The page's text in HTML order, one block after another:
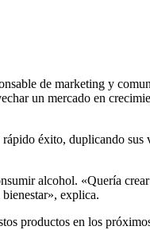
de marketing y
un mercado en
éxito, duplicando sus
alcohol. «Quería
explica.
productos en los